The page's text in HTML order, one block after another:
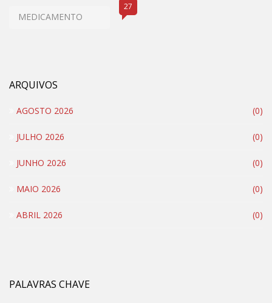
MEDICAMENTO
27
ARQUIVOS
AGOSTO 2026 (0)
JULHO 2026 (0)
JUNHO 2026 (0)
MAIO 2026 (0)
ABRIL 2026 (0)
PALAVRAS CHAVE